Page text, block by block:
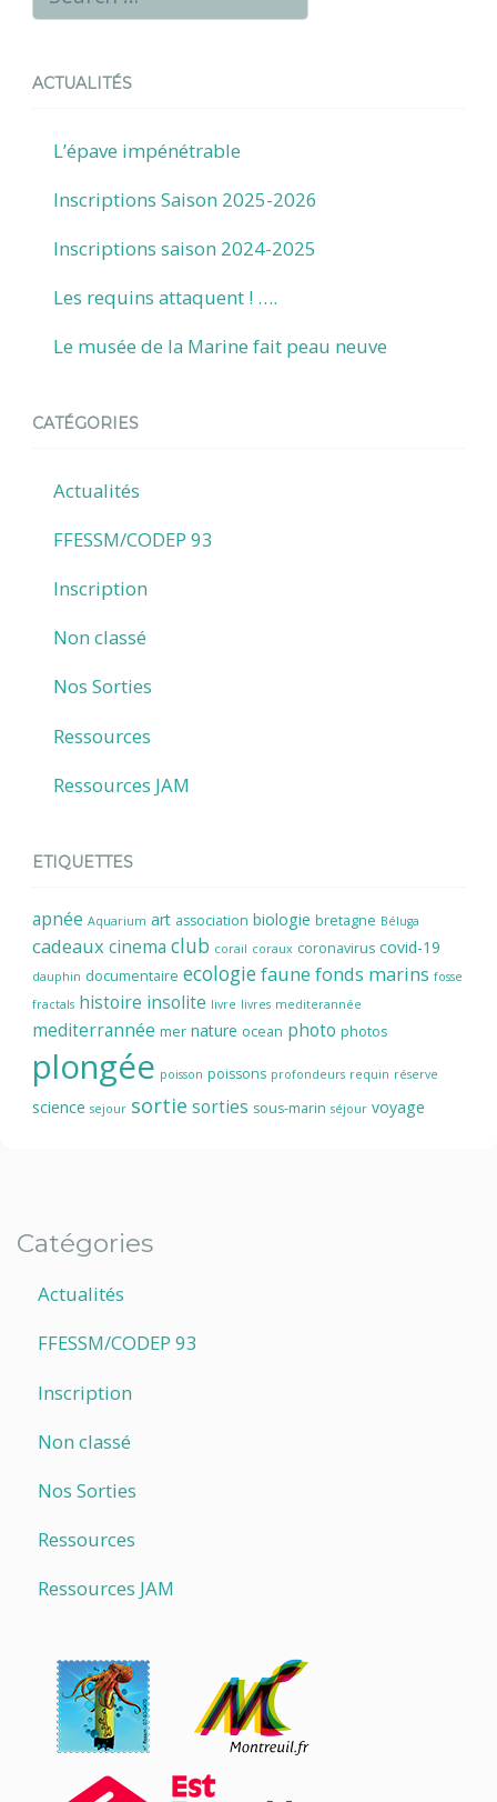
ACTUALITÉS
L’épave impénétrable
Inscriptions Saison 2025-2026
Inscriptions saison 2024-2025
Les requins attaquent ! ….
Le musée de la Marine fait peau neuve
CATÉGORIES
Actualités
FFESSM/CODEP 93
Inscription
Non classé
Nos Sorties
Ressources
Ressources JAM
ETIQUETTES
apnée Aquarium art association biologie bretagne Béluga
cadeaux cinema club corail coraux coronavirus covid-19
dauphin documentaire ecologiefaune fonds marins fosse
fractals histoire insolite livre livres mediterannée
mediterrannée mer nature ocean photo photos
plongée poisson poissons profondeurs requin réserve
science sejour sortie sorties sous-marin séjour voyage
Catégories
Actualités
FFESSM/CODEP 93
Inscription
Non classé
Nos Sorties
Ressources
Ressources JAM